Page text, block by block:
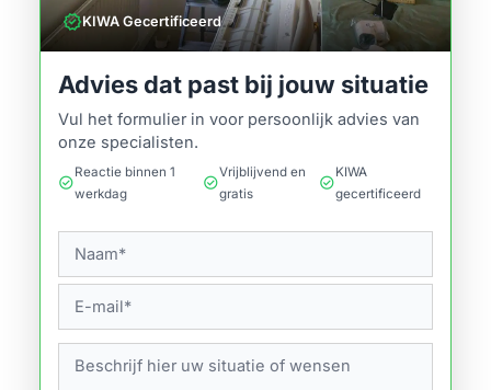
verifiedKIWA Gecertificeerd
Advies dat past bij jouw situatie
Vul het formulier in voor persoonlijk advies van
onze specialisten.
check_circle
Reactie binnen 1
werkdag
check_circle
Vrijblijvend en
gratis
check_circle
KIWA
gecertificeerd